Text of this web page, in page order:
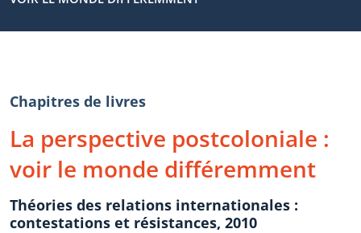
Chapitres de livres
La perspective postcoloniale :
voir le monde différemment
Théories des relations internationales :
contestations et résistances, 2010